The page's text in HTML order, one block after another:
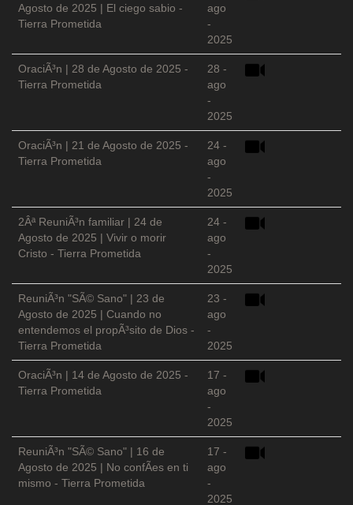
Agosto de 2025 | El ciego sabio -
Tierra Prometida
ago
-
2025
OraciÃ³n | 28 de Agosto de 2025 -
Tierra Prometida
28 -
ago
-
2025
OraciÃ³n | 21 de Agosto de 2025 -
Tierra Prometida
24 -
ago
-
2025
2Âª ReuniÃ³n familiar | 24 de
Agosto de 2025 | Vivir o morir
Cristo - Tierra Prometida
24 -
ago
-
2025
ReuniÃ³n "SÃ© Sano" | 23 de
Agosto de 2025 | Cuando no
entendemos el propÃ³sito de Dios -
Tierra Prometida
23 -
ago
-
2025
OraciÃ³n | 14 de Agosto de 2025 -
Tierra Prometida
17 -
ago
-
2025
ReuniÃ³n "SÃ© Sano" | 16 de
Agosto de 2025 | No confÃ­es en ti
mismo - Tierra Prometida
17 -
ago
-
2025